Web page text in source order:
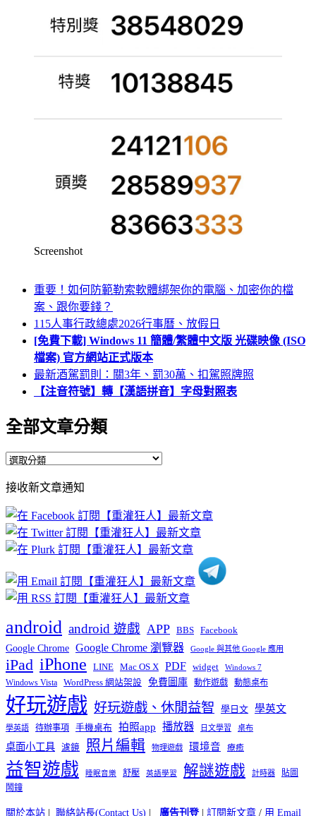
Screenshot
重要！如何防範勒索軟體綁架你的電腦、加密你的檔
案、跟你要錢？
115人事行政總處2026行事曆、放假日
[免費下載] Windows 11 簡體/繁體中文版 光碟映像 (ISO
檔案) 官方網站正式版本
最新酒駕罰則：關3年、罰30萬、扣駕照牌照
【注音符號】轉【漢語拼音】字母對照表
全部文章分類
全
文
章
分
類
接收新文章通知
android android 遊戲 APP BBS Facebook
Google Chrome Google Chrome 瀏覽器 Google 與其他 Google 應用
iPad iPhone LINE Mac OS X PDF widget Windows 7
Windows Vista WordPress 網站架設 免費圖庫 動作遊戲 動態桌布
好玩遊戲 好玩遊戲、休閒益智 學日文 學英文
學英語 待辦事項 手機桌布 拍照app 播放器 日文學習 桌布
桌面小工具 濾鏡 照片編輯 物理遊戲 環境音 療癒
益智遊戲 睡眠音樂 舒壓 英語學習 解謎遊戲 計時器
貼圖
鬧鐘
關於本站 | 聯絡站長(Contact Us) | 廣告刊登| 訂閱新文章 / 用 Email